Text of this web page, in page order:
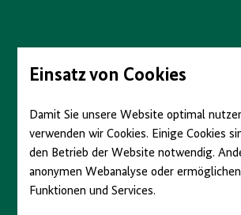
Seiteninhalt
springenEinsatz von Cookies
Damit Sie unsere Website optimal
verwenden wir Cookies. Einige Cookies
den Betrieb der Website notwendig.
anonymen Webanalyse oder
Funktionen und Services.